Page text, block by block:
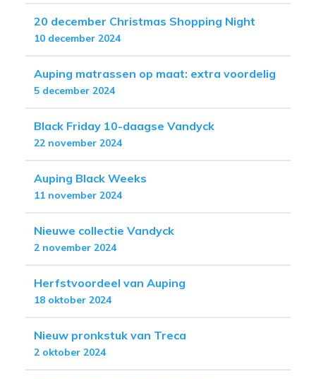
20 december Christmas Shopping Night
10 december 2024
Auping matrassen op maat: extra voordelig
5 december 2024
Black Friday 10-daagse Vandyck
22 november 2024
Auping Black Weeks
11 november 2024
Nieuwe collectie Vandyck
2 november 2024
Herfstvoordeel van Auping
18 oktober 2024
Nieuw pronkstuk van Treca
2 oktober 2024